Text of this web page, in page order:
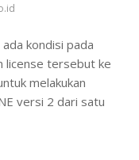
kondisi pada
license tersebut ke
melakukan
versi 2 dari satu